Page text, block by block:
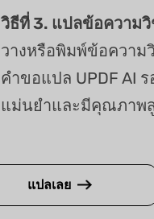
วิธีที่ 3. แปลข้อความ
วางหรือพิมพ์ข้อควา
คำขอแปล UPDF AI
แม่นยำและมีคุณภาพ
แปลเลย